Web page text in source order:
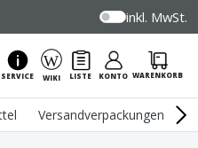
inkl. MwSt.
SERVICE WIKI LISTE KONTO WARENKORB
Versandverpackungen